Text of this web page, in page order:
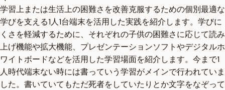
学習上または生活上の困難さを改善克服するための個別最適な
学びを支える1人1台端末を活用した実践を紹介します。学びに
くさを軽減するために、それぞれの子供の困難さに応じて読み
上げ機能や拡大機能、プレゼンテーションソフトやデジタルホ
ワイトボードなどを活用した学習場面を紹介します。今まで1
人時代端末ない時には書っていう学習がメインで行われていま
した。書いていてもただ死者をしていたりとか文字をなぞって